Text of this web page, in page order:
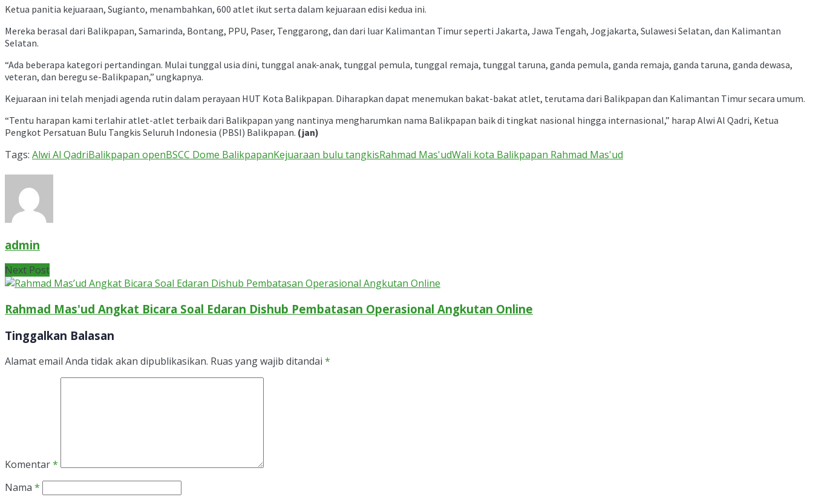
Ketua panitia kejuaraan, Sugianto, menambahkan, 600 atlet ikut serta dalam kejuaraan edisi kedua ini.
Mereka berasal dari Balikpapan, Samarinda, Bontang, PPU, Paser, Tenggarong, dan dari luar Kalimantan Timur seperti Jakarta, Jawa Tengah, Jogjakarta, Sulawesi Selatan, dan Kalimantan
Selatan.
“Ada beberapa kategori pertandingan. Mulai tunggal usia dini, tunggal anak-anak, tunggal pemula, tunggal remaja, tunggal taruna, ganda pemula, ganda remaja, ganda taruna, ganda dewasa,
veteran, dan beregu se-Balikpapan,” ungkapnya.
Kejuaraan ini telah menjadi agenda rutin dalam perayaan HUT Kota Balikpapan. Diharapkan dapat menemukan bakat-bakat atlet, terutama dari Balikpapan dan Kalimantan Timur secara umum.
“Tentu harapan kami terlahir atlet-atlet terbaik dari Balikpapan yang nantinya mengharumkan nama Balikpapan baik di tingkat nasional hingga internasional,” harap Alwi Al Qadri, Ketua
Pengkot Persatuan Bulu Tangkis Seluruh Indonesia (PBSI) Balikpapan. (jan)
Tags: Alwi Al QadriBalikpapan openBSCC Dome BalikpapanKejuaraan bulu tangkisRahmad Mas'udWali kota Balikpapan Rahmad Mas'ud
admin
Next Post
Rahmad Mas'ud Angkat Bicara Soal Edaran Dishub Pembatasan Operasional Angkutan Online
Tinggalkan Balasan
Alamat email Anda tidak akan dipublikasikan. Ruas yang wajib ditandai *
Komentar*
Nama *